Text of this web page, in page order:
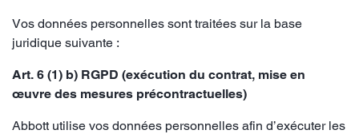
Vos données personnelles sont traitées sur la base
juridique suivante :
Art. 6 (1) b) RGPD (exécution du contrat, mise en
œuvre des mesures précontractuelles)
Abbott utilise vos données personnelles afin d’exécuter les